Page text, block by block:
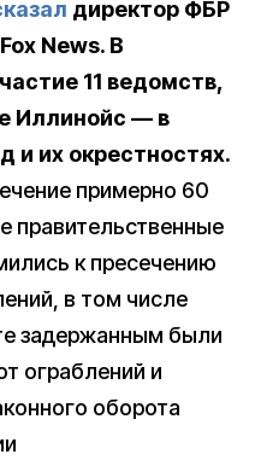
директор ФБР
Fox News. В
11 ведомств,
Иллинойс — в
и их окрестностях.
примерно 60
правительственные
к пресечению
в том числе
задержанным были
ограблений и
оборота